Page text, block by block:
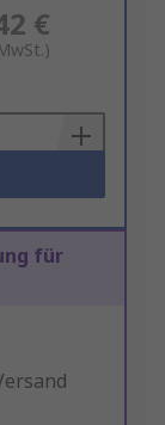
€
für